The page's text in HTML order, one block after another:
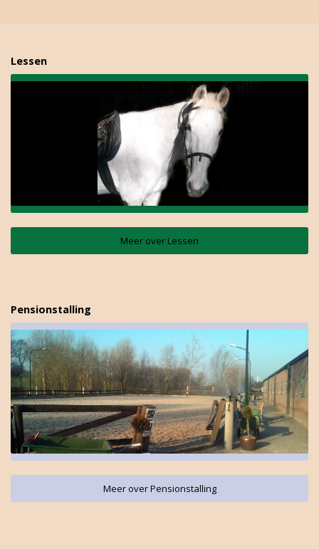
Lessen
Meer over Lessen
Pensionstalling
Meer over Pensionstalling